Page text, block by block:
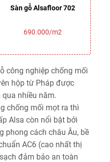
Sàn gỗ Alsafloor 702
690.000/m2
công nghiệp chống mối
hộp từ Pháp được
nhiều năm.
chống mối mọt ra thì
Alsa còn nổi bật bởi
phong cách châu Âu, bề
AC6 (cao nhất thị
đảm bảo an toàn